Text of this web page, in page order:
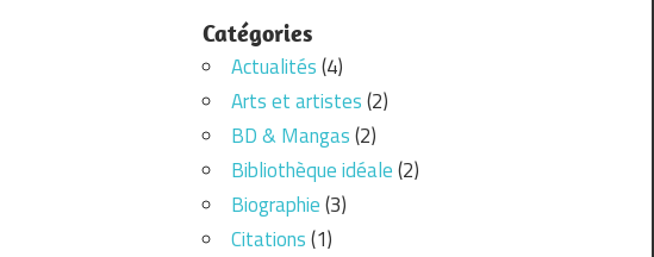
Catégories
Actualités(4)
Arts et artistes(2)
BD & Mangas(2)
Bibliothèque idéale(2)
Biographie(3)
Citations(1)